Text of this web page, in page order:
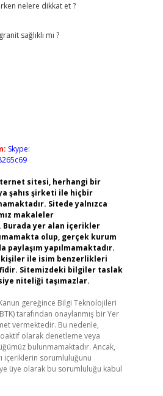
nelere dikkat et ?
sağlıklı mı ?
Skype:
sitesi, herhangi bir
şahıs şirketi ile hiçbir
Sitede yalnızca
makaleler
Burada yer alan içerikler
olup, gerçek kurum
paylaşım yapılmamaktadır.
kişiler ile isim benzerlikleri
Sitemizdeki bilgiler taslak
niteliği taşımazlar.
Kanun gereğince Bilgi Teknolojileri
tarafından onaylanmış bir Yer
vermektedir. Bu nedenle,
olarak denetleme veya
bulunmamaktadır. Ancak,
içeriklerin sorumluluğunu
üye olarak bu sorumluluğu kabul